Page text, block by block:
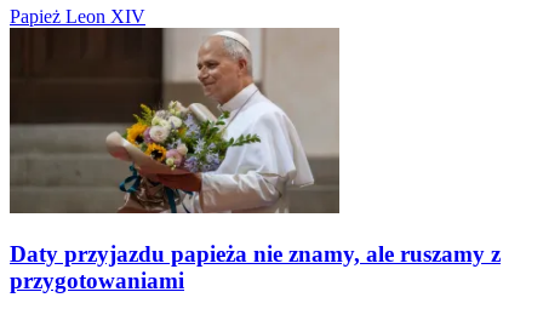
Papież Leon XIV
Daty przyjazdu papieża nie znamy, ale ruszamy z
przygotowaniami